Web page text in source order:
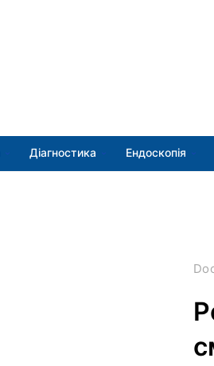
Діагностика Ендоскопія